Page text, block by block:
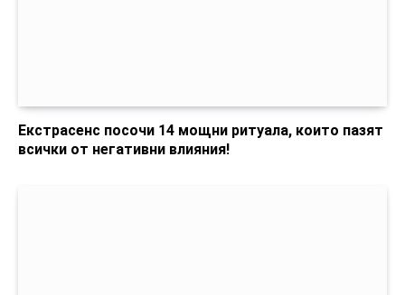
Екстрасенс посочи 14 мощни ритуала, които пазят
всички от негативни влияния!